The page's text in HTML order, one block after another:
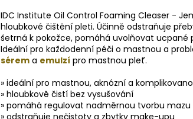
IDC Institute Oil Control Foaming Cleaser -
hloubkové čištění pleti. Účinně odstraňuje
šetrná k pokožce, pomáhá uvolňovat
Ideální pro každodenní péči o mastnou a
sérem a emulzí pro mastnou pleť.
» ideální pro mastnou, aknózní a
» hloubkově čistí bez vysušování
» pomáhá regulovat nadměrnou tvorbu mazu
» odstraňuje nečistoty a zbytky make-upu